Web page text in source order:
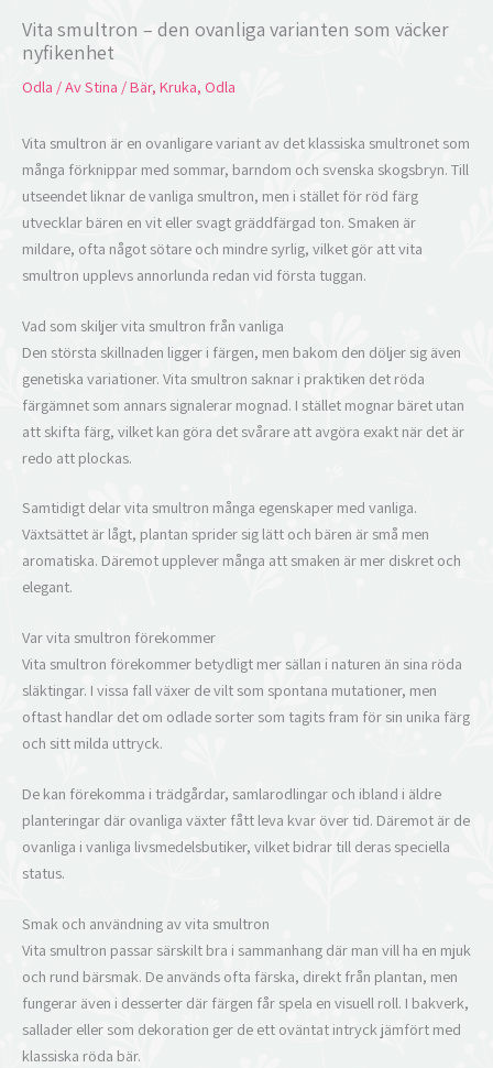
Vita smultron – den ovanliga varianten som väcker
nyfikenhet
Odla / AvStina /Bär, Kruka, Odla
Vita smultron är en ovanligare variant av det klassiska smultronet som
många förknippar med sommar, barndom och svenska skogsbryn. Till
utseendet liknar de vanliga smultron, men i stället för röd färg
utvecklar bären en vit eller svagt gräddfärgad ton. Smaken är
mildare, ofta något sötare och mindre syrlig, vilket gör att vita
smultron upplevs annorlunda redan vid första tuggan.
Vad som skiljer vita smultron från vanliga
Den största skillnaden ligger i färgen, men bakom den döljer sig även
genetiska variationer. Vita smultron saknar i praktiken det röda
färgämnet som annars signalerar mognad. I stället mognar bäret utan
att skifta färg, vilket kan göra det svårare att avgöra exakt när det är
redo att plockas.
Samtidigt delar vita smultron många egenskaper med vanliga.
Växtsättet är lågt, plantan sprider sig lätt och bären är små men
aromatiska. Däremot upplever många att smaken är mer diskret och
elegant.
Var vita smultron förekommer
Vita smultron förekommer betydligt mer sällan i naturen än sina röda
släktingar. I vissa fall växer de vilt som spontana mutationer, men
oftast handlar det om odlade sorter som tagits fram för sin unika färg
och sitt milda uttryck.
De kan förekomma i trädgårdar, samlarodlingar och ibland i äldre
planteringar där ovanliga växter fått leva kvar över tid. Däremot är de
ovanliga i vanliga livsmedelsbutiker, vilket bidrar till deras speciella
status.
Smak och användning av vita smultron
Vita smultron passar särskilt bra i sammanhang där man vill ha en mjuk
och rund bärsmak. De används ofta färska, direkt från plantan, men
fungerar även i desserter där färgen får spela en visuell roll. I bakverk,
sallader eller som dekoration ger de ett oväntat intryck jämfört med
klassiska röda bär.